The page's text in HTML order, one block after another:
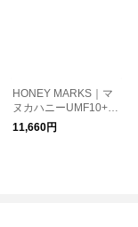
HONEY MARKS｜マ
ヌカハニーUMF10+と
マヌカスティックのギ
フトセット スプーン
11,660円